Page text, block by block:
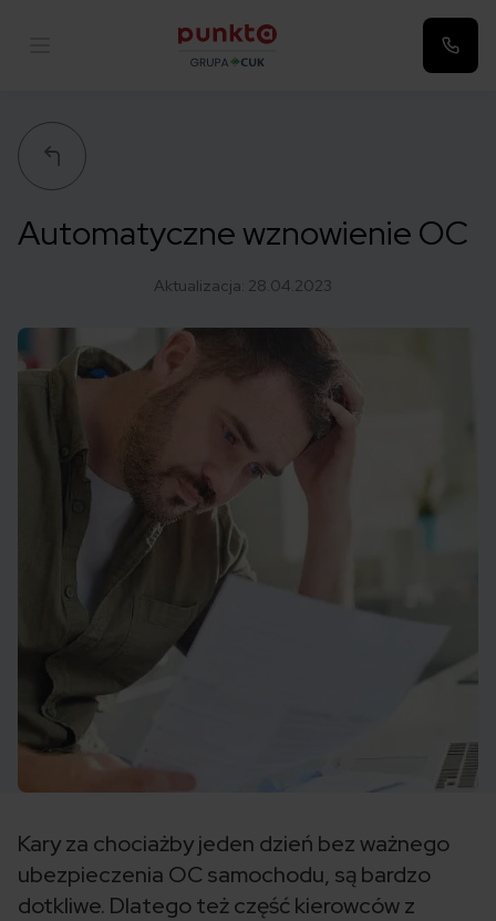
Automatyczne wznowienie OC
Aktualizacja: 28.04.2023
Kary za chociażby jeden dzień bez ważnego
ubezpieczenia OC samochodu, są bardzo
dotkliwe. Dlatego też część kierowców z